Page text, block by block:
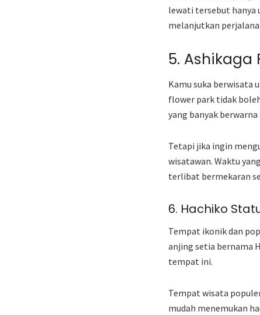
lewati tersebut hanya
melanjutkan
5. Ashikaga
Kamu suka berwisata
flower park tidak
yang banyak
Tetapi jika ingin
wisatawan. Waktu
terlibat bermekaran
6. Hachiko
Tempat ikonik dan
anjing setia bernama
tempat ini.
Tempat wisata
mudah menemukan